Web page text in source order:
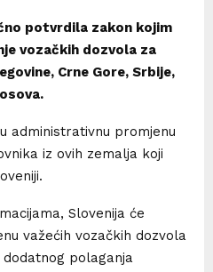
potvrdila zakon kojim
vozačkih dozvola za
Crne Gore, Srbije,
administrativnu promjenu
iz ovih zemalja koji
Slovenija će
važećih vozačkih dozvola
polaganja